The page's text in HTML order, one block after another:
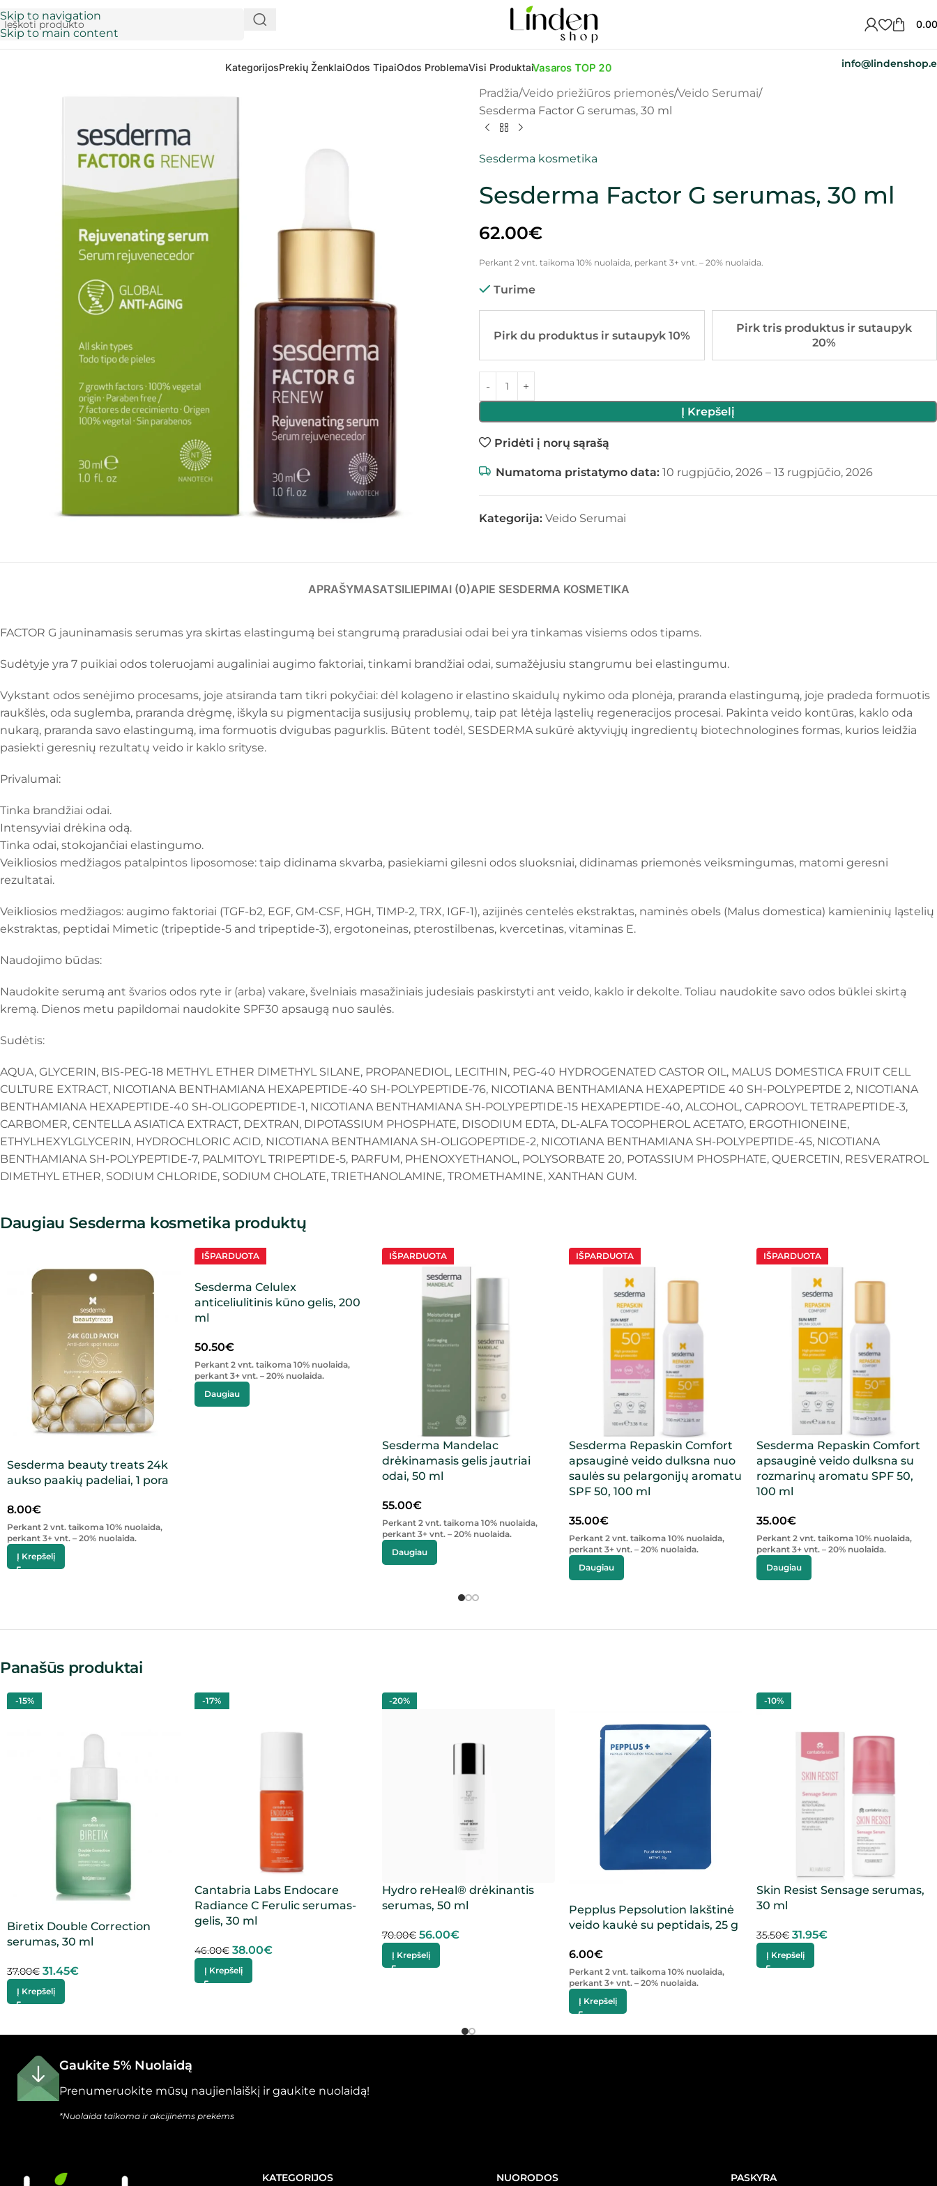
Skip to navigation
Skip to main content
0.00
KategorijosPrekių ŽenklaiOdos TipaiOdos ProblemaVisi ProduktaiVasaros TOP 20
Pradžia Veido priežiūros priemonės Veido Serumai
Sesderma Factor G serumas, 30 ml
Sesderma kosmetika
Sesderma Factor G serumas, 30 ml
62.00€
Perkant 2 vnt. taikoma 10% nuolaida, perkant 3+ vnt. – 20% nuolaida.
Turime
Pirk du produktus ir sutaupyk 10%
Pirk tris produktus ir sutaupyk
20%
Į Krepšelį
Pridėti į norų sąrašą
Numatoma pristatymo data: 10 rugpjūčio, 2026 – 13 rugpjūčio, 2026
Kategorija: Veido Serumai
APRAŠYMASATSILIEPIMAI (0)APIE SESDERMA KOSMETIKA
FACTOR G jauninamasis serumas yra skirtas elastingumą bei stangrumą praradusiai odai bei yra tinkamas visiems odos tipams.
Sudėtyje yra 7 puikiai odos toleruojami augaliniai augimo faktoriai, tinkami brandžiai odai, sumažėjusiu stangrumu bei elastingumu.
Vykstant odos senėjimo procesams, joje atsiranda tam tikri pokyčiai: dėl kolageno ir elastino skaidulų nykimo oda plonėja, praranda elastingumą, joje pradeda formuotis
raukšlės, oda suglemba, praranda drėgmę, iškyla su pigmentacija susijusių problemų, taip pat lėtėja ląstelių regeneracijos procesai. Pakinta veido kontūras, kaklo oda
nukarą, praranda savo elastingumą, ima formuotis dvigubas pagurklis. Būtent todėl, SESDERMA sukūrė aktyviųjų ingredientų biotechnologines formas, kurios leidžia
pasiekti geresnių rezultatų veido ir kaklo srityse.
Privalumai:
Tinka brandžiai odai.
Intensyviai drėkina odą.
Tinka odai, stokojančiai elastingumo.
Veikliosios medžiagos patalpintos liposomose: taip didinama skvarba, pasiekiami gilesni odos sluoksniai, didinamas priemonės veiksmingumas, matomi geresni
rezultatai.
Veikliosios medžiagos: augimo faktoriai (TGF-b2, EGF, GM-CSF, HGH, TIMP-2, TRX, IGF-1), azijinės centelės ekstraktas, naminės obels (Malus domestica) kamieninių ląstelių
ekstraktas, peptidai Mimetic (tripeptide-5 and tripeptide-3), ergotoneinas, pterostilbenas, kvercetinas, vitaminas E.
Naudojimo būdas:
Naudokite serumą ant švarios odos ryte ir (arba) vakare, švelniais masažiniais judesiais paskirstyti ant veido, kaklo ir dekolte. Toliau naudokite savo odos būklei skirtą
kremą. Dienos metu papildomai naudokite SPF30 apsaugą nuo saulės.
Sudėtis:
AQUA, GLYCERIN, BIS-PEG-18 METHYL ETHER DIMETHYL SILANE, PROPANEDIOL, LECITHIN, PEG-40 HYDROGENATED CASTOR OIL, MALUS DOMESTICA FRUIT CELL
CULTURE EXTRACT, NICOTIANA BENTHAMIANA HEXAPEPTIDE-40 SH-POLYPEPTIDE-76, NICOTIANA BENTHAMIANA HEXAPEPTIDE 40 SH-POLYPEPTDE 2, NICOTIANA
BENTHAMIANA HEXAPEPTIDE-40 SH-OLIGOPEPTIDE-1, NICOTIANA BENTHAMIANA SH-POLYPEPTIDE-15 HEXAPEPTIDE-40, ALCOHOL, CAPROOYL TETRAPEPTIDE-3,
CARBOMER, CENTELLA ASIATICA EXTRACT, DEXTRAN, DIPOTASSIUM PHOSPHATE, DISODIUM EDTA, DL-ALFA TOCOPHEROL ACETATO, ERGOTHIONEINE,
ETHYLHEXYLGLYCERIN, HYDROCHLORIC ACID, NICOTIANA BENTHAMIANA SH-OLIGOPEPTIDE-2, NICOTIANA BENTHAMIANA SH-POLYPEPTIDE-45, NICOTIANA
BENTHAMIANA SH-POLYPEPTIDE-7, PALMITOYL TRIPEPTIDE-5, PARFUM, PHENOXYETHANOL, POLYSORBATE 20, POTASSIUM PHOSPHATE, QUERCETIN, RESVERATROL
DIMETHYL ETHER, SODIUM CHLORIDE, SODIUM CHOLATE, TRIETHANOLAMINE, TROMETHAMINE, XANTHAN GUM.
Daugiau Sesderma kosmetika produktų
Sesderma beauty treats 24k
aukso paakių padeliai, 1 pora
8.00€
Perkant 2 vnt. taikoma 10% nuolaida,
perkant 3+ vnt. – 20% nuolaida.
Į Krepšelį
IŠPARDUOTA
Sesderma Celulex
anticeliulitinis kūno gelis, 200
ml
50.50€
Perkant 2 vnt. taikoma 10% nuolaida,
perkant 3+ vnt. – 20% nuolaida.
Daugiau
IŠPARDUOTA
Sesderma Mandelac
drėkinamasis gelis jautriai
odai, 50 ml
55.00€
Perkant 2 vnt. taikoma 10% nuolaida,
perkant 3+ vnt. – 20% nuolaida.
Daugiau
IŠPARDUOTA
Sesderma Repaskin Comfort
apsauginė veido dulksna nuo
saulės su pelargonijų aromatu
SPF 50, 100 ml
35.00€
Perkant 2 vnt. taikoma 10% nuolaida,
perkant 3+ vnt. – 20% nuolaida.
Daugiau
IŠPARDUOTA
Sesderma Repaskin Comfort
apsauginė veido dulksna su
rozmarinų aromatu SPF 50,
100 ml
35.00€
Perkant 2 vnt. taikoma 10% nuolaida,
perkant 3+ vnt. – 20% nuolaida.
Daugiau
Panašūs produktai
-15%
Biretix Double Correction
serumas, 30 ml
37.00€ 31.45€
Į Krepšelį
-17%
Cantabria Labs Endocare
Radiance C Ferulic serumas-
gelis, 30 ml
46.00€ 38.00€
Į Krepšelį
-20%
Hydro reHeal® drėkinantis
serumas, 50 ml
70.00€ 56.00€
Į Krepšelį
Pepplus Pepsolution lakštinė
veido kaukė su peptidais, 25 g
6.00€
Perkant 2 vnt. taikoma 10% nuolaida,
perkant 3+ vnt. – 20% nuolaida.
Į Krepšelį
-10%
Skin Resist Sensage serumas,
30 ml
35.50€ 31.95€
Į Krepšelį
Gaukite 5% Nuolaidą
Prenumeruokite mūsų naujienlaiškį ir gaukite nuolaidą!
*Nuolaida taikoma ir akcijinėms prekėms
KATEGORIJOS NUORODOS PASKYRA